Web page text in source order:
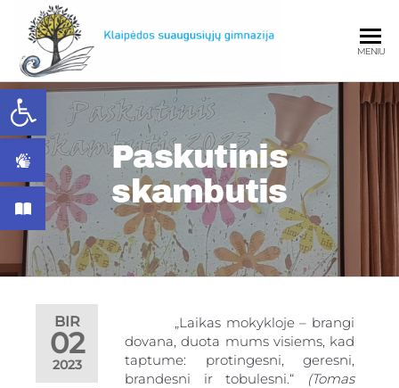
Open toolbar
Klaipėdos
suaugusiųjų
MENIU
Paskutinis
skambutis
BIR
02
2023
„Laikas mokykloje – brangi
dovana, duota mums visiems, kad
taptume: protingesni, geresni,
brandesni ir tobulesni.“
(Tomas